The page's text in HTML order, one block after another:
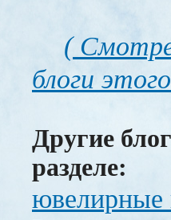
(
блоги
Другие
разделе:
ювелирные